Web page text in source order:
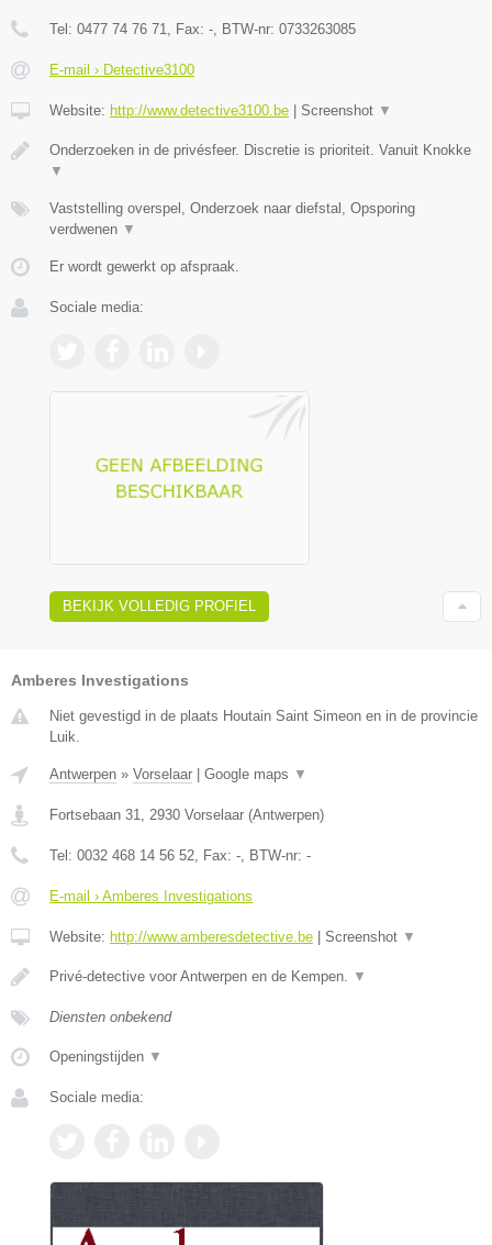
Tel: 0477 74 76 71 , Fax: - , BTW-nr: 0733263085
E-mail › Detective3100
Website: http://www.detective3100.be Screenshot ▼
Onderzoeken in de privésfeer. Discretie is prioriteit. Vanuit Knokke
▼
Vaststelling overspel, Onderzoek naar diefstal, Opsporing
verdwenen ▼
Er wordt gewerkt op afspraak.
Sociale media:
BEKIJK VOLLEDIG PROFIEL
Amberes Investigations
Niet gevestigd in de plaats Houtain Saint Simeon en in de provincie
Luik.
Antwerpen » Vorselaar Google maps ▼
Fortsebaan 31, 2930 Vorselaar (Antwerpen)
Tel: 0032 468 14 56 52, Fax: -, BTW-nr: -
E-mail › Amberes Investigations
Website: http://www.amberesdetective.be Screenshot ▼
Privé-detective voor Antwerpen en de Kempen. ▼
Diensten onbekend
Openingstijden ▼
Sociale media: